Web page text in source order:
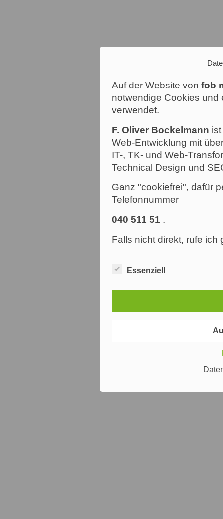
Auf der Website von fob
notwendige Cookies und
verwendet.
F. Oliver Bockelmann
Web-Entwicklung mit
IT-, TK- und Web-
Technical Design und
Ganz "cookiefrei", dafür
Telefonnummer
040 511 51 .
Falls nicht direkt, rufe ich
Essenziell